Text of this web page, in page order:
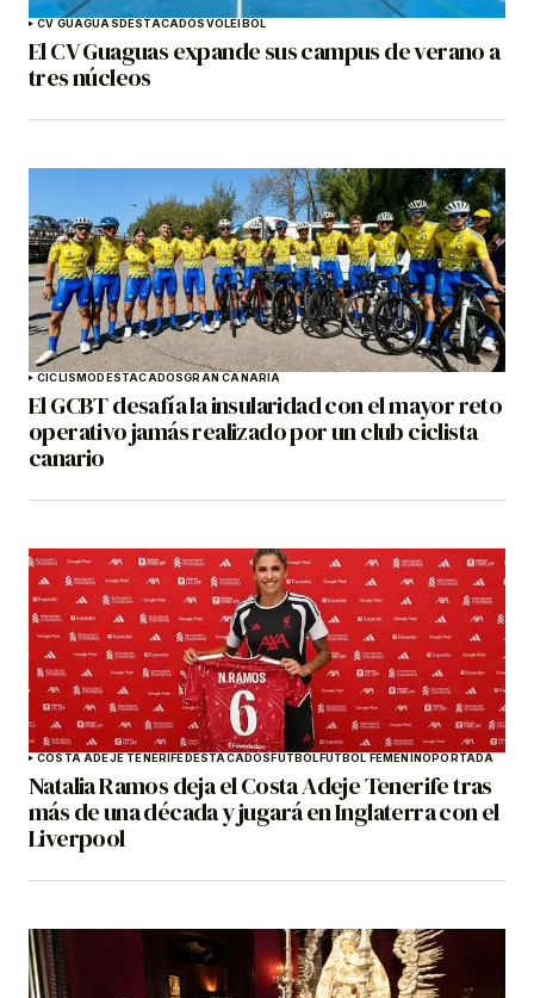
CV GUAGUASDESTACADOSVOLEIBOL
El CV Guaguas expande sus campus de verano a
tres núcleos
CICLISMODESTACADOSGRAN CANARIA
El GCBT desafía la insularidad con el mayor reto
operativo jamás realizado por un club ciclista
canario
COSTA ADEJE TENERIFEDESTACADOSFÚTBOLFÚTBOL FEMENINOPORTADA
Natalia Ramos deja el Costa Adeje Tenerife tras
más de una década y jugará en Inglaterra con el
Liverpool